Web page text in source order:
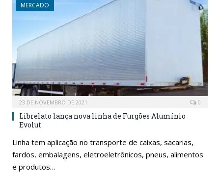
MERCADO
23 DE NOVEMBRO DE 2021 0
Librelato lança nova linha de Furgões Alumínio
Evolut
Linha tem aplicação no transporte de caixas, sacarias,
fardos, embalagens, eletroeletrônicos, pneus, alimentos
e produtos…